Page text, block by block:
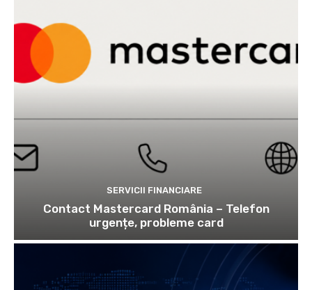
SERVICII FINANCIARE
Contact Mastercard România – Telefon
urgențe, probleme card